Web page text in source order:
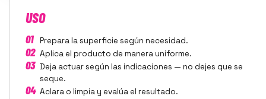
USO
01 Prepara la superficie según necesidad.
02 Aplica el producto de manera uniforme.
03 Deja actuar según las indicaciones — no dejes que se
seque.
04 Aclara o limpia y evalúa el resultado.